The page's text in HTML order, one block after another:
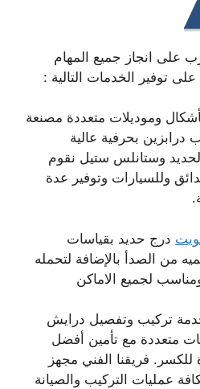
على انجاز جميع المهام
توفير الخدمات التالية :
وموديلات متعددة مصنعة
درابزين بحرفية عالية
وستانلس ستيل نقوم
وللسيارات وتوفير عدة
درج حديد بقياسات
من الصدأ بالإضافة لتحمله
لجميع الاماكن
تركيب وتفصيل درايش
متعددة مع تأمين أفضل
فريقنا الفني مجهز
عمليات التركيب والصيانة